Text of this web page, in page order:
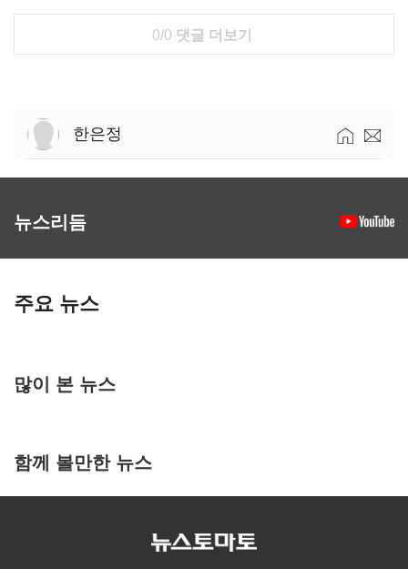
0/0 댓글 더보기
한은정
뉴스리듬
주요 뉴스
많이 본 뉴스
함께 볼만한 뉴스